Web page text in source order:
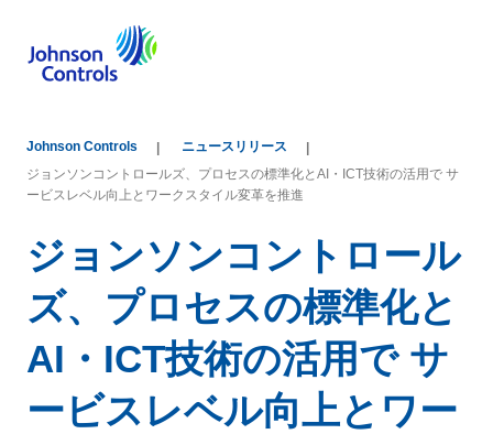
Johnson Controls
ニュースリリース
ジョンソンコントロールズ、プロセスの標準化とAI・ICT技術の活用で サ
ービスレベル向上とワークスタイル変革を推進
ジョンソンコントロール
ズ、プロセスの標準化と
AI・ICT技術の活用で サ
ービスレベル向上とワー